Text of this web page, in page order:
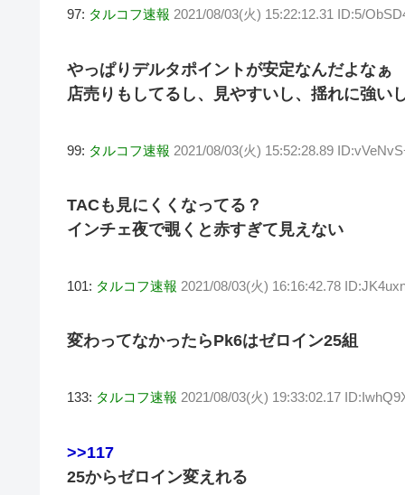
97: タルコフ速報 2021/08/03(火) 15:22:12.31 ID:5/
やっぱりデルタポイントが安定なんだよなぁ
店売りもしてるし、見やすいし、揺れに強い
99: タルコフ速報 2021/08/03(火) 15:52:28.89
TACも見にくくなってる？
インチェ夜で覗くと赤すぎて見えない
101: タルコフ速報 2021/08/03(火) 16:16:42.78
変わってなかったらPk6はゼロイン25組
133: タルコフ速報 2021/08/03(火) 19:33:02.17
>>117
25からゼロイン変えれる